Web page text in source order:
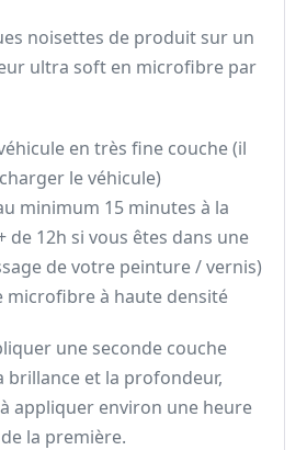
noisettes de produit sur un
ultra soft en microfibre par
en très fine couche (il
le véhicule)
minimum 15 minutes à la
de 12h si vous êtes dans une
de votre peinture / vernis)
microfibre à haute densité
une seconde couche
et la profondeur,
appliquer environ une heure
la première.